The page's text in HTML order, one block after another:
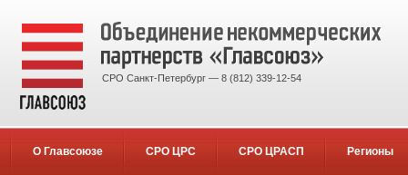
СРО Санкт-Петербург — 8 (812) 339-12-54
О Главсоюзе СРО ЦРС СРО ЦРАСП Регионы